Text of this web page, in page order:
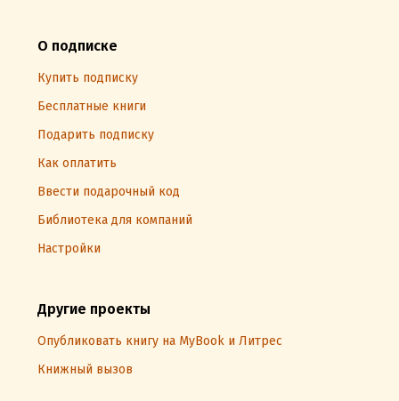
О подписке
Купить подписку
Бесплатные книги
Подарить подписку
Как оплатить
Ввести подарочный код
Библиотека для компаний
Настройки
Другие проекты
Опубликовать книгу на MyBook и Литрес
Книжный вызов